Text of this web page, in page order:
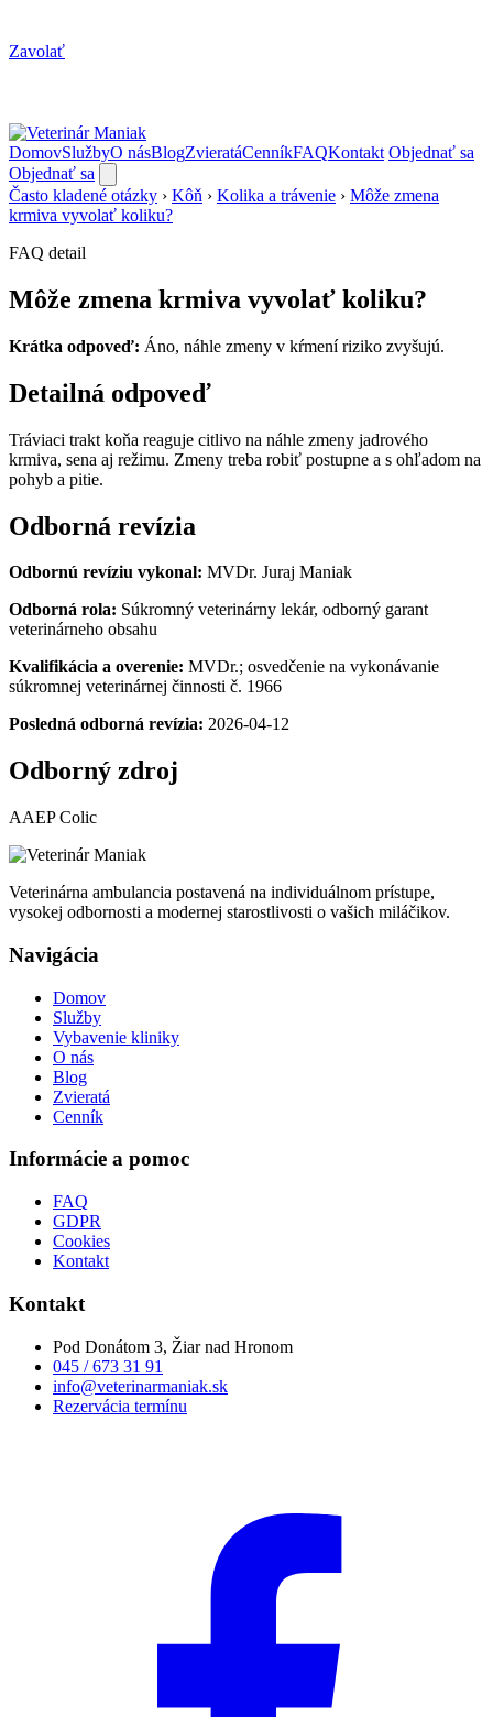
Zavolať
DomovSlužbyO násBlogZvieratáCenníkFAQKontakt Objednať sa
Objednať sa
Často kladené otázky › Kôň › Kolika a trávenie › Môže zmena
krmiva vyvolať koliku?
FAQ detail
Môže zmena krmiva vyvolať koliku?
Krátka odpoveď: Áno, náhle zmeny v kŕmení riziko zvyšujú.
Detailná odpoveď
Tráviaci trakt koňa reaguje citlivo na náhle zmeny jadrového
krmiva, sena aj režimu. Zmeny treba robiť postupne a s ohľadom na
pohyb a pitie.
Odborná revízia
Odbornú revíziu vykonal: MVDr. Juraj Maniak
Odborná rola: Súkromný veterinárny lekár, odborný garant
veterinárneho obsahu
Kvalifikácia a overenie: MVDr.; osvedčenie na vykonávanie
súkromnej veterinárnej činnosti č. 1966
Posledná odborná revízia: 2026-04-12
Odborný zdroj
AAEP ColicAAEP
Veterinárna ambulancia postavená na individuálnom prístupe,
vysokej odbornosti a modernej starostlivosti o vašich miláčikov.
Navigácia
Domov
Služby
Vybavenie kliniky
O nás
Blog
Zvieratá
Cenník
Informácie a pomoc
FAQ
GDPR
Cookies
Kontakt
Kontakt
Pod Donátom 3, Žiar nad Hronom
045 / 673 31 91
info@veterinarmaniak.sk
Rezervácia termínu